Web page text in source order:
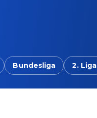
Bundesliga 2. Liga